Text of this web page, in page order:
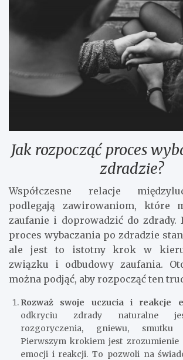
Jak rozpocząć proces
zdradzie?
Współczesne relacje
podlegają zawirowaniom, które
zaufanie i doprowadzić do zdrady.
proces wybaczania po zdradzie
ale jest to istotny krok w
związku i odbudowy zaufania.
można podjąć, aby rozpocząć ten
Rozważ swoje uczucia i reakcje
odkryciu zdrady naturalne
rozgoryczenia, gniewu, smutku
Pierwszym krokiem jest zrozumienie
emocji i reakcji. To pozwoli na